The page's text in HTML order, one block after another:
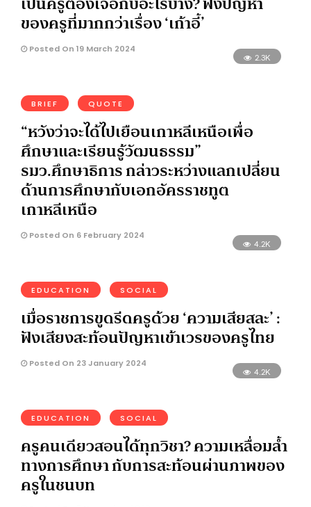
ของครูที่มากกว่าเรื่อง ‘เก้าอี้’
Posted On 19 March 2024
2.3K
BRIEF QUOTE
“หวังว่าจะได้ไปเยือนเกาหลีเหนือเพื่อ
ศึกษาและเรียนรู้วัฒนธรรม”
รมว.ศึกษาธิการ กล่าวระหว่างแลกเปลี่ยน
ด้านการศึกษากับเอกอัครราชทูต
เกาหลีเหนือ
Posted On 6 February 2024
4.2K
EDUCATION SOCIAL
เมื่อราชการขูดรีดครูด้วย ‘ความเสียสละ’ :
ฟังเสียงสะท้อนปัญหาเข้าเวรของครูไทย
Posted On 23 January 2024
4.2K
EDUCATION SOCIAL
ครูคนเดียวสอนได้ทุกวิชา? ความเหลื่อมล้ำ
ทางการศึกษา กับการสะท้อนผ่านภาพของ
ครูในชนบท